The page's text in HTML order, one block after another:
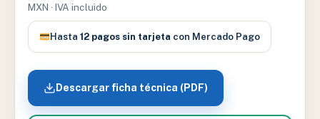
MXN · IVA incluido
Hasta 12 pagos sin tarjeta con Mercado Pago
Descargar ficha técnica (PDF)